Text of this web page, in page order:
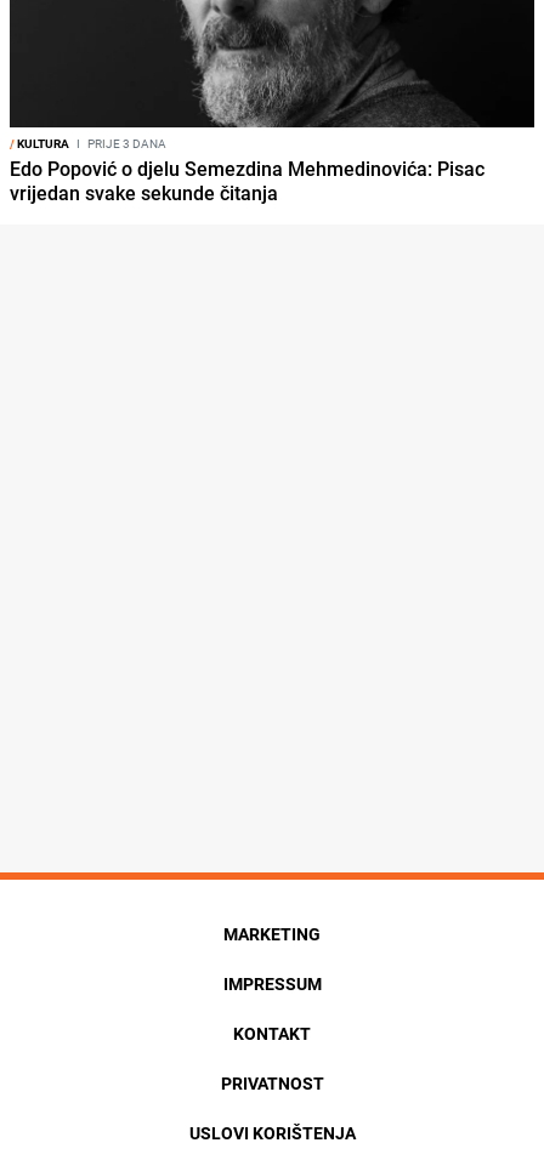
/KULTURA I PRIJE 3 DANA
Edo Popović o djelu Semezdina Mehmedinovića: Pisac
vrijedan svake sekunde čitanja
MARKETING
IMPRESSUM
KONTAKT
PRIVATNOST
USLOVI KORIŠTENJA